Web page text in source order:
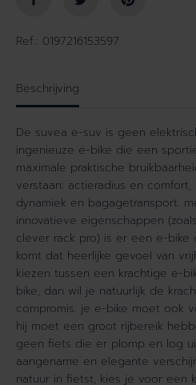
v
r
S
v
e
a
T
r
i
p
P
l
u
s
(
8
0
0
o
e
a
T
r
i
p
P
l
u
s
8
0
0
W
Ref.: 0197216153597
Beschrijving
De suvea e-suv is geen
ingenieuze e-bike die een
maximale praktische
verstaan: actieradius en
dynamiek en bagagetransport.
innovatieve eigenschappen
clever rack pro) is er een e-bike
komt dat heerlijke gevoel van
kiezen tussen een krachtige e-
bike, dan wil je natuurlijk de
compromis. je e-bike moet ook
hij moet een groot rijbereik
geen fiets die er plomp en log
aangename en elegante
natuur in fietst, kies je voor een